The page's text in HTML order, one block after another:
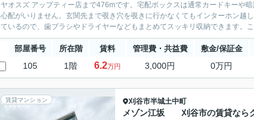
ヤオスズ アップティー店まで476mです。宅配ボックスは通常カードキーや
心配がいりません。玄関先まで覗き穴を覗きに行かなくてもインターホン越
ているので、歯ブラシやドライヤーなどもまとめてスッキリ収納できます。
部屋番号 所在階 賃料 管理費・共益費 敷金/保証金
105 1階 6.2万円 3,000円 0万円
賃貸マンション 刈谷市半城土中町
メゾン江坂 刈谷市の賃貸なら